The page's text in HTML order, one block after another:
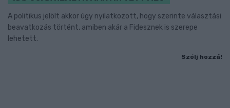
A politikus jelölt akkor úgy nyilatkozott, hogy szerinte választási
beavatkozás történt, amiben akár a Fidesznek is szerepe
lehetett.
Szólj hozzá!